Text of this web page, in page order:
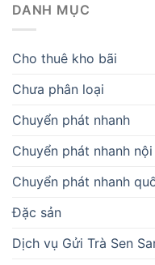
DANH MỤC
Cho thuê kho bãi
Chưa phân loại
Chuyển phát nhanh
Chuyển phát nhanh
Chuyển phát nhanh
Đặc sản
Dịch vụ Gửi Trà Sen